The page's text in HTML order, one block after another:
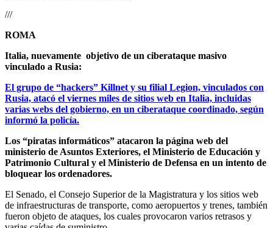
///
ROMA
Italia, nuevamente objetivo de un ciberataque masivo
vinculado a Rusia:
El grupo de “hackers” Killnet y su filial Legion, vinculados con
Rusia, atacó el viernes miles de sitios web en Italia, incluidas
varias webs del gobierno, en un ciberataque coordinado, según
informó la policía.
Los “piratas informáticos” atacaron la página web del
ministerio de Asuntos Exteriores, el Ministerio de Educación y
Patrimonio Cultural y el Ministerio de Defensa en un intento de
bloquear los ordenadores.
El Senado, el Consejo Superior de la Magistratura y los sitios web
de infraestructuras de transporte, como aeropuertos y trenes, también
fueron objeto de ataques, los cuales provocaron varios retrasos y